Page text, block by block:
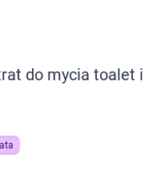
do mycia toalet i